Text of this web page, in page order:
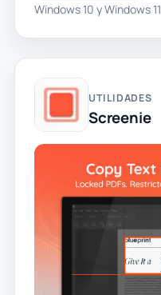
Windows 10 y Windows 11
UTILIDADES
Screenie